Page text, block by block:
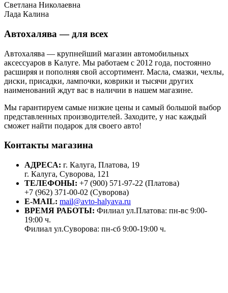
Светлана Николаевна
Лада Калина
Автохалява — для всех
Автохалява — крупнейший магазин автомобильных
аксессуаров в Калуге. Мы работаем с 2012 года, постоянно
расширяя и пополняя свой ассортимент. Масла, смазки, чехлы,
диски, присадки, лампочки, коврики и тысячи других
наименований ждут вас в наличии в нашем магазине.
Мы гарантируем самые низкие цены и самый большой выбор
представленных производителей. Заходите, у нас каждый
сможет найти подарок для своего авто!
Контакты магазина
АДРЕСА: г. Калуга, Платова, 19
г. Калуга, Суворова, 121
ТЕЛЕФОНЫ: +7 (900) 571-97-22 (Платова)
+7 (962) 371-00-02 (Суворова)
E-MAIL: mail@avto-halyava.ru
ВРЕМЯ РАБОТЫ: Филиал ул.Платова: пн-вс 9:00-
19:00 ч.
Филиал ул.Суворова: пн-сб 9:00-19:00 ч.